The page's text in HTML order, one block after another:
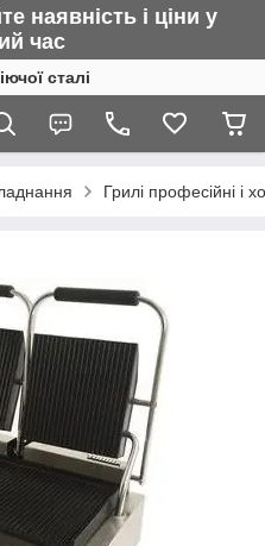
наявність і ціни у
час
сталі
Грилі професійні і